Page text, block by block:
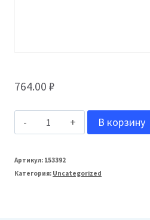
764.00 ₽
Количество
Grand
Line
В корзину
Артикул: 153392
Категория: Uncategorized